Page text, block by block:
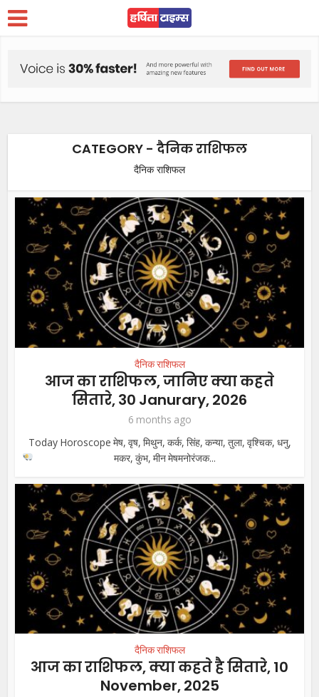
CATEGORY - दैनिक राशिफल
दैनिक राशिफल
दैनिक राशिफल
आज का राशिफल, जानिए क्या कहते
सितारे, 30 Janurary, 2026
6 months ago
Today Horoscope मेष, वृष, मिथुन, कर्क, सिंह, कन्या, तुला, वृश्चिक, धनु,
मकर, कुंभ, मीनमेषमनोरंजक...
दैनिक राशिफल
आज का राशिफल, क्या कहते है सितारे, 10
November, 2025